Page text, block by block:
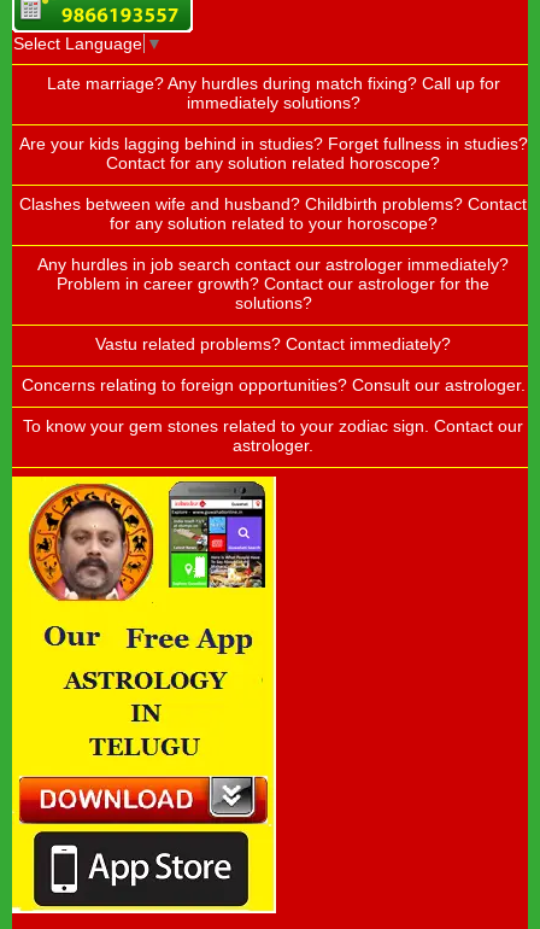
Select Language ▼
Late marriage? Any hurdles during match fixing? Call up for
immediately solutions?
Are your kids lagging behind in studies? Forget fullness in studies?
Contact for any solution related horoscope?
Clashes between wife and husband? Childbirth problems? Contact
for any solution related to your horoscope?
Any hurdles in job search contact our astrologer immediately?
Problem in career growth? Contact our astrologer for the
solutions?
Vastu related problems? Contact immediately?
Concerns relating to foreign opportunities? Consult our astrologer.
To know your gem stones related to your zodiac sign. Contact our
astrologer.